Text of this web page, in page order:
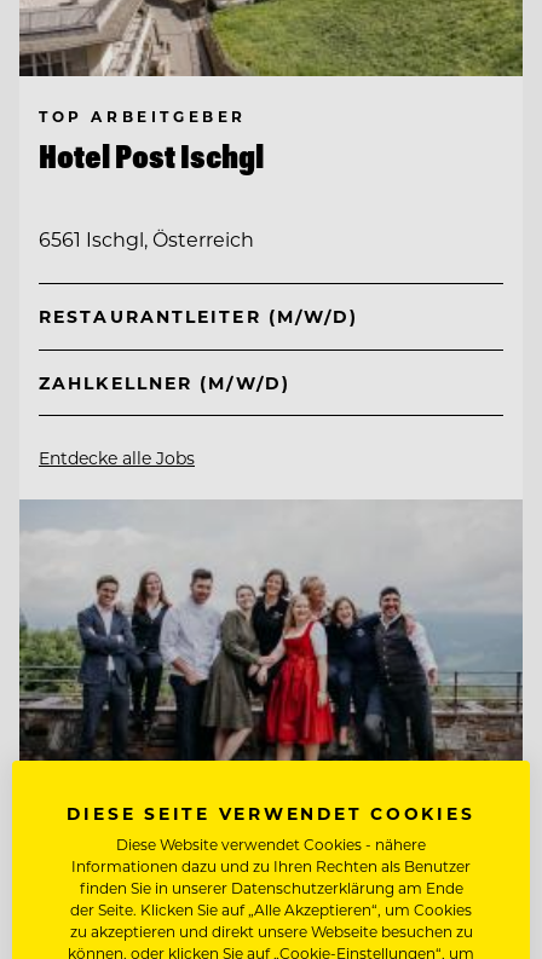
TOP ARBEITGEBER
Hotel Post Ischgl
6561 Ischgl, Österreich
RESTAURANTLEITER (M/W/D)
ZAHLKELLNER (M/W/D)
Entdecke alle Jobs
TOP ARBEITGEBER
Kempinski Hotel Berchtesgaden
DIESE SEITE VERWENDET COOKIES
Diese Website verwendet Cookies - nähere
Informationen dazu und zu Ihren Rechten als Benutzer
finden Sie in unserer Datenschutzerklärung am Ende
der Seite. Klicken Sie auf „Alle Akzeptieren“, um Cookies
zu akzeptieren und direkt unsere Webseite besuchen zu
können, oder klicken Sie auf „Cookie-Einstellungen“, um